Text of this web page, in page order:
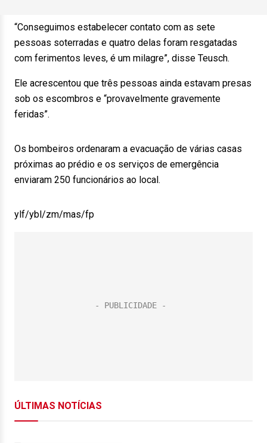
“Conseguimos estabelecer contato com as sete
pessoas soterradas e quatro delas foram resgatadas
com ferimentos leves, é um milagre”, disse Teusch.
Ele acrescentou que três pessoas ainda estavam presas
sob os escombros e “provavelmente gravemente
feridas”.
Os bombeiros ordenaram a evacuação de várias casas
próximas ao prédio e os serviços de emergência
enviaram 250 funcionários ao local.
ylf/ybl/zm/mas/fp